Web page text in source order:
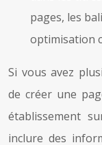
pages, les
optimisation
Si vous avez
de créer une
établissement
inclure des